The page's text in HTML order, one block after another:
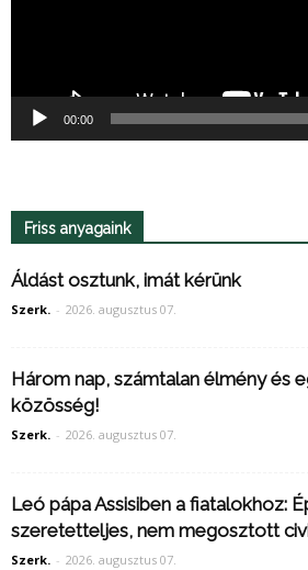
00:00
Friss anyagaink
Áldást osztunk, imát kérünk
Szerk. - 2026. augusztus 07.
Három nap, számtalan élmény és
közösség!
Szerk. - 2026. augusztus 07.
Leó pápa Assisiben a fiatalokhoz:
szeretetteljes, nem megosztott
Szerk. - 2026. augusztus 07.